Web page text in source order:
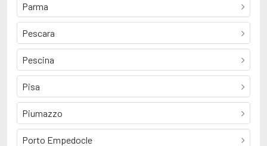
Parma
Pescara
Pescina
Pisa
Piumazzo
Porto Empedocle